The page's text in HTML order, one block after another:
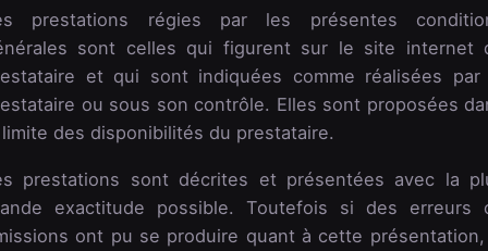
prestations régies par les présentes
sont celles qui figurent sur le site internet
et qui sont indiquées comme réalisées par
ou sous son contrôle. Elles sont proposées
des disponibilités du prestataire.
prestations sont décrites et présentées avec la
exactitude possible. Toutefois si des erreurs
ont pu se produire quant à cette présentation,